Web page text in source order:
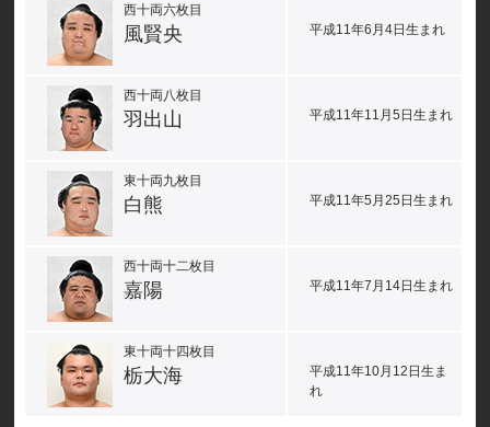
西十両六枚目
風賢央 平成11年6月4日生まれ
西十両八枚目
羽出山 平成11年11月5日生まれ
東十両九枚目
白熊 平成11年5月25日生まれ
西十両十二枚目
嘉陽 平成11年7月14日生まれ
東十両十四枚目
栃大海
平成11年10月12日生ま
れ